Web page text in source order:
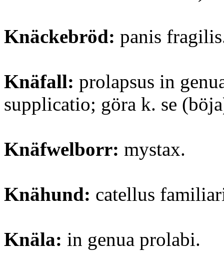
Knäckebröd: panis
Knäfall: prolapsus in
supplicatio; göra k. se
Knäfwelborr: mystax.
Knähund: catellus
Knäla: in genua prolabi.